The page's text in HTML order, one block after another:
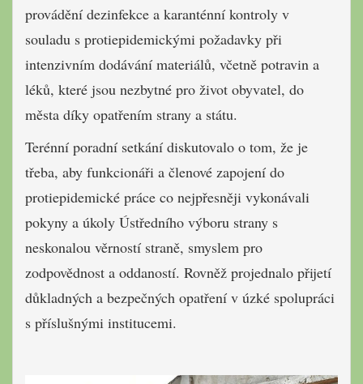
provádění dezinfekce a karanténní kontroly v
souladu s protiepidemickými požadavky při
intenzivním dodávání materiálů, včetně potravin a
léků, které jsou nezbytné pro život obyvatel, do
města díky opatřením strany a státu.
Terénní poradní setkání diskutovalo o tom, že je
třeba, aby funkcionáři a členové zapojení do
protiepidemické práce co nejpřesněji vykonávali
pokyny a úkoly Ústředního výboru strany s
neskonalou věrností straně, smyslem pro
zodpovědnost a oddaností. Rovněž projednalo přijetí
důkladných a bezpečných opatření v úzké spolupráci
s příslušnými institucemi.